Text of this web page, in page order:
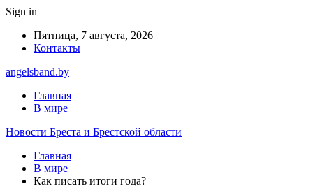
Sign in
Пятница, 7 августа, 2026
Контакты
angelsband.by
Главная
В мире
Новости Бреста и Брестской области
Главная
В мире
Как писать итоги года?